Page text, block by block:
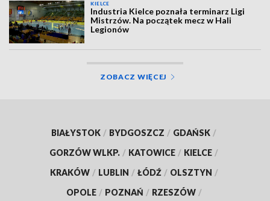
KIELCE
Industria Kielce poznała terminarz Ligi
Mistrzów. Na początek mecz w Hali
Legionów
ZOBACZ WIĘCEJ
BIAŁYSTOK / BYDGOSZCZ / GDAŃSK /
GORZÓW WLKP. / KATOWICE / KIELCE /
KRAKÓW / LUBLIN / ŁÓDŹ / OLSZTYN /
OPOLE / POZNAŃ / RZESZÓW /